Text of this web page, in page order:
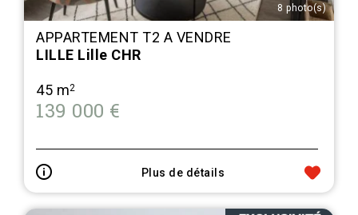
8 photo(s)
APPARTEMENT T2 A VENDRE
LILLE Lille CHR
45 m2
139 000 €
Plus de détails